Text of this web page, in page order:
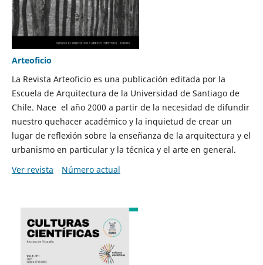
Arteoficio
La Revista Arteoficio es una publicación editada por la
Escuela de Arquitectura de la Universidad de Santiago de
Chile. Nace el año 2000 a partir de la necesidad de difundir
nuestro quehacer académico y la inquietud de crear un
lugar de reflexión sobre la enseñanza de la arquitectura y el
urbanismo en particular y la técnica y el arte en general.
Ver revista
Número actual